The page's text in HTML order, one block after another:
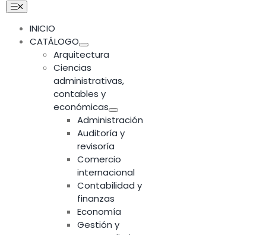
Skip
content
Toggle
Navigation
INICIO
CATÁLOGO
Arquitectura
Ciencias
administrativas,
contables y
económicas
Administración
Auditoría y
revisoría
Comercio
internacional
Contabilidad y
finanzas
Economía
Gestión y